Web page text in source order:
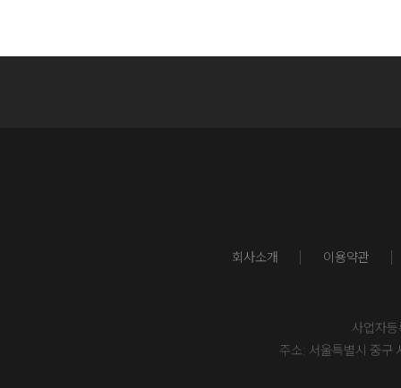
회사소개 이용약관
사업자
주소: 서울특별시 중구